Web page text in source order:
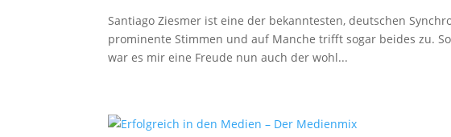
Santiago Ziesmer ist eine der bekanntesten, deutschen
prominente Stimmen und auf Manche trifft sogar beides zu.
war es mir eine Freude nun auch der wohl...